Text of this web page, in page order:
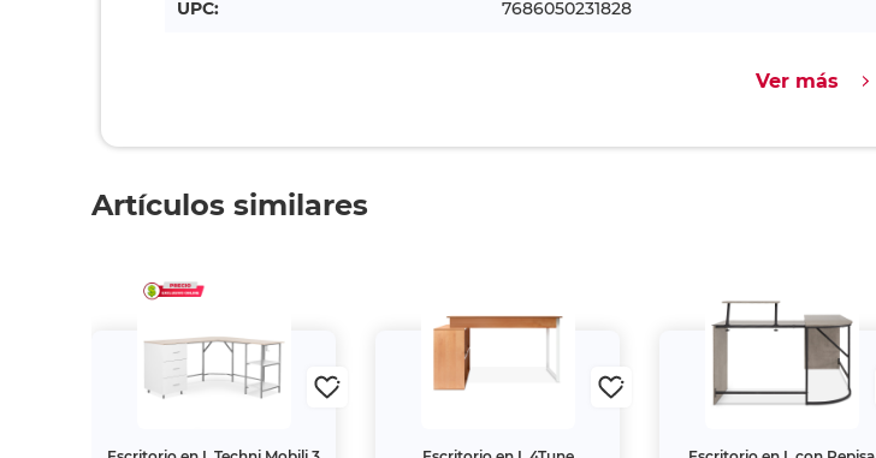
UPC: 7686050231828
Ver más
Artículos similares